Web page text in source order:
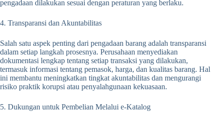
pengadaan dilakukan sesuai dengan peraturan yang berlaku.
4. Transparansi dan Akuntabilitas
Salah satu aspek penting dari pengadaan barang adalah transparansi
dalam setiap langkah prosesnya. Perusahaan menyediakan
dokumentasi lengkap tentang setiap transaksi yang dilakukan,
termasuk informasi tentang pemasok, harga, dan kualitas barang. Hal
ini membantu meningkatkan tingkat akuntabilitas dan mengurangi
risiko praktik korupsi atau penyalahgunaan kekuasaan.
5. Dukungan untuk Pembelian Melalui e-Katalog